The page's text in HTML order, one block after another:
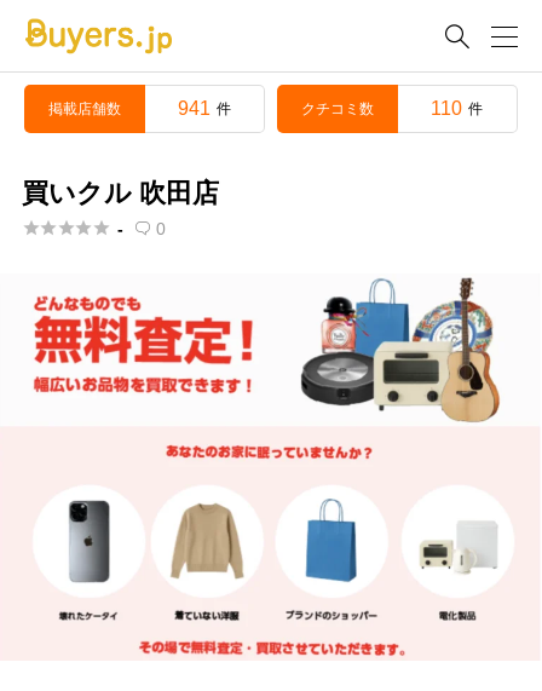

掲載店舗数 941 件 クチコミ数 110 件
買いクル 吹田店
 -  0